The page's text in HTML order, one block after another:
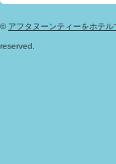
© アフタヌーンティーをホテル
reserved.